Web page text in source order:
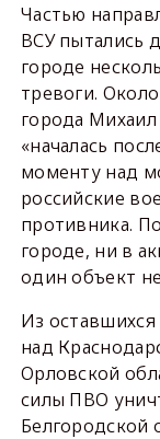
Частью
ВСУ пытались
городе
тревоги.
города
«началась
моменту над
российские
противника.
городе, ни в
один объект
Из
над
Орловской
силы ПВО
Белгородской